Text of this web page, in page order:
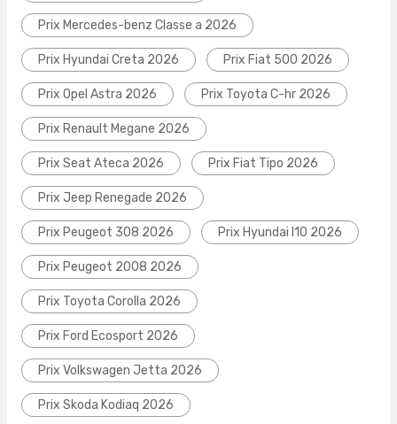
Prix Mercedes-benz Classe a 2026
Prix Hyundai Creta 2026 Prix Fiat 500 2026
Prix Opel Astra 2026 Prix Toyota C-hr 2026
Prix Renault Megane 2026
Prix Seat Ateca 2026 Prix Fiat Tipo 2026
Prix Jeep Renegade 2026
Prix Peugeot 308 2026 Prix Hyundai I10 2026
Prix Peugeot 2008 2026
Prix Toyota Corolla 2026
Prix Ford Ecosport 2026
Prix Volkswagen Jetta 2026
Prix Skoda Kodiaq 2026